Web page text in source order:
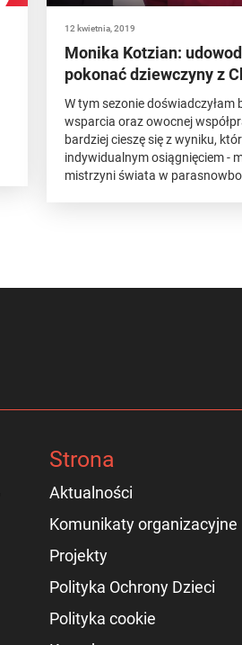
12 kwietnia, 2019
Monika Kotzian:
pokonać dziewczyny z
W tym sezonie
wsparcia oraz owocnej
bardziej cieszę się z wyniku,
indywidualnym osiągnięciem -
mistrzyni świata w
Strona
Aktualności
Komunikaty organizacyjne
Projekty
Polityka Ochrony Dzieci
Polityka cookie